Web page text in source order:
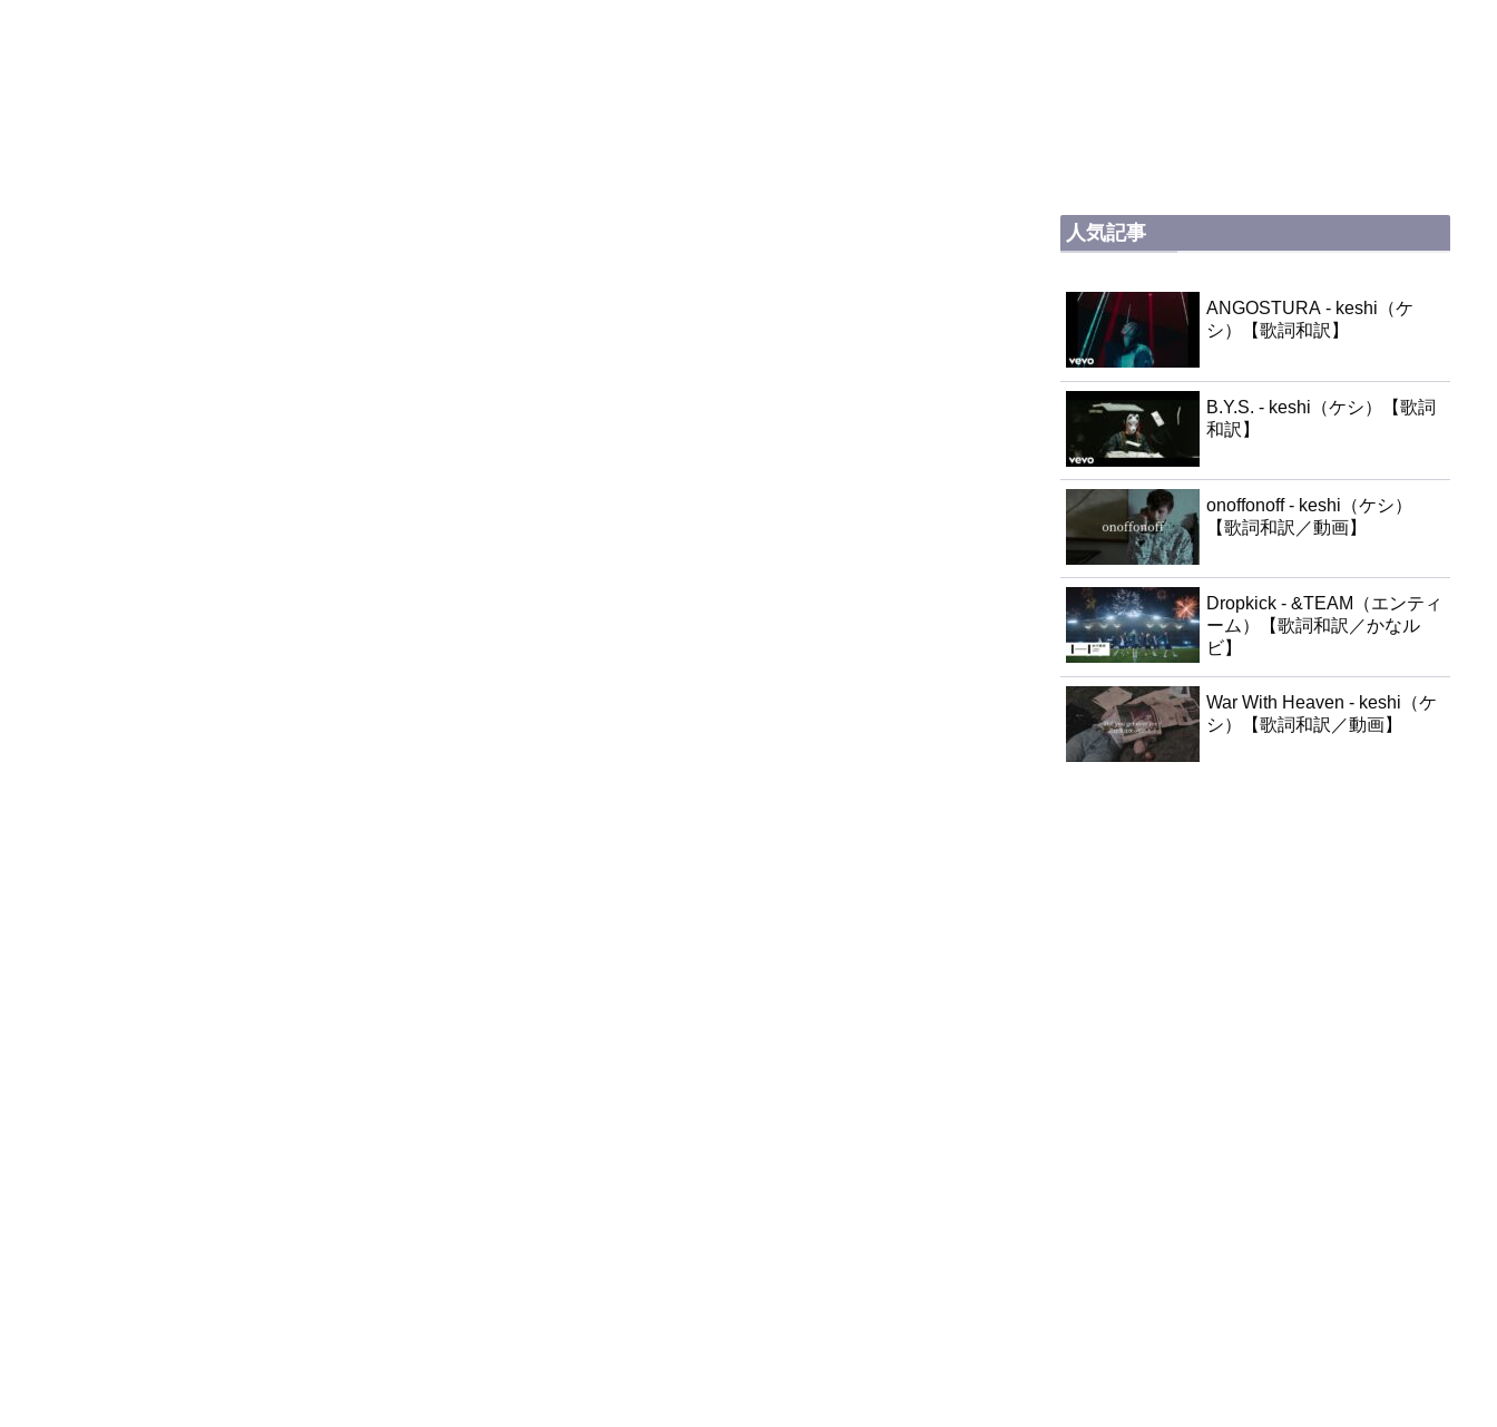
人気記事
ANGOSTURA - keshi（ケ
シ）【歌詞和訳】
B.Y.S. - keshi（ケシ）【歌詞
和訳】
onoffonoff - keshi（ケシ）
【歌詞和訳／動画】
Dropkick - &TEAM（エンティ
ーム）【歌詞和訳／かなル
ビ】
War With Heaven - keshi（ケ
シ）【歌詞和訳／動画】